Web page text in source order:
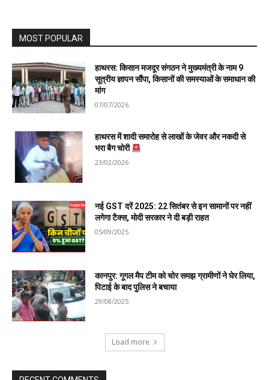
MOST POPULAR
हाथरस: किसान मजदूर संगठन ने मुख्यमंत्री के नाम 9
सूत्रीय ज्ञापन सौंपा, किसानों की समस्याओं के समाधान की
मांग
07/07/2026
हाथरस में शादी समारोह से लाखों के जेवर और नकदी से
भरा बैग चोरी
23/02/2026
नई GST दरें 2025: 22 सितंबर से इन सामानों पर नहीं
लगेगा टैक्स, मोदी सरकार ने दी बड़ी राहत
05/09/2025
कानपुर: गूगल मैप टीम को चोर समझ ग्रामीणों ने घेर लिया,
पिटाई के बाद पुलिस ने बचाया
29/08/2025
Load more